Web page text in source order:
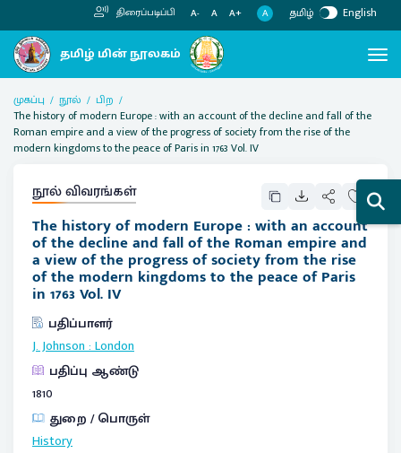
திரைப்படிப்பி A- A A+ A தமிழ் English
முகப்பு நூல்
பிற
The history of modern Europe : with an account of the decline and fall of the
Roman empire and a view of the progress of society from the rise of the
modern kingdoms to the peace of Paris in 1763 Vol. IV
நூல் விவரங்கள்
The history of modern Europe : with an account
of the decline and fall of the Roman empire and
a view of the progress of society from the rise
of the modern kingdoms to the peace of Paris
in 1763 Vol. IV
பதிப்பாளர்
J. Johnson:London
பதிப்பு ஆண்டு
1810
துறை / பொருள்
History